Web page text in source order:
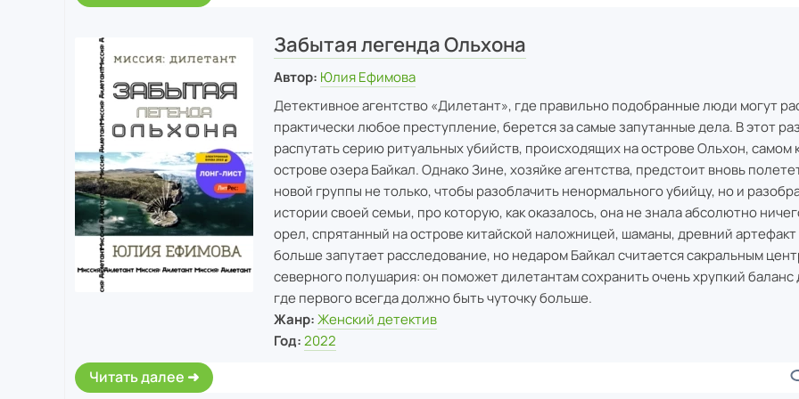
Забытая легенда Ольхона
Автор: Юлия Ефимова
Детективное агентство «Дилетант», где правильно подобранные люди могут
практически любое преступление, берется за самые запутанные дела. В этот
распутать серию ритуальных убийств, происходящих на острове Ольхон, самом
острове озера Байкал. Однако Зине, хозяйке агентства, предстоит вновь
новой группы не только, чтобы разоблачить ненормального убийцу, но и
истории своей семьи, про которую, как оказалось, она не знала абсолютно
орел, спрятанный на острове китайской наложницей, шаманы, древний
больше запутает расследование, но недаром Байкал считается сакральным
северного полушария: он поможет дилетантам сохранить очень хрупкий баланс
где первого всегда должно быть чуточку больше.
Жанр: Женский детектив
Год: 2022
Читать далее